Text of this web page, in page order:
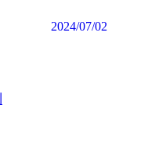
2024/07/02